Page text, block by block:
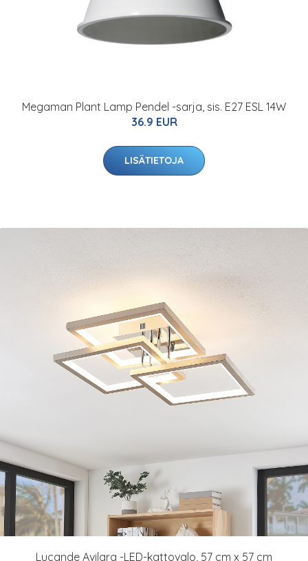
Megaman Plant Lamp Pendel -sarja, sis. E27 ESL 14W
36.9 EUR
LISÄTIETOJA
Lucande Avilara -LED-kattovalo, 57 cm x 57 cm